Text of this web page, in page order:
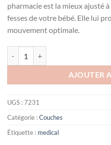
pharmacie est la mieux ajusté
fesses de votre bébé. Elle lui
mouvement optimale.
AJOUTER
UGS :7231
Catégorie :Couches
Étiquette : medical